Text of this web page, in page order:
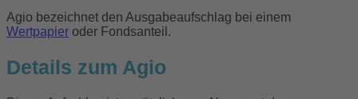
Agio bezeichnet den Ausgabeaufschlag bei einem
Wertpapier oder Fondsanteil.
Details zum Agio